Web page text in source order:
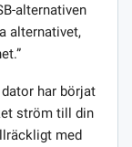
alternativen
alternativet,
har börjat
ström till din
med